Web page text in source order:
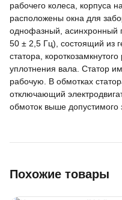
рабочего колеса, корпуса
расположены окна для
однофазный, асинхронный
50 ± 2,5 Гц), состоящий из
статора,
уплотнения вала. Статор
рабочую. В обмотках
отключающий
обмоток выше допустимого
Похожие товары